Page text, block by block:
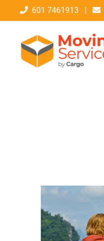
601 7461913 |